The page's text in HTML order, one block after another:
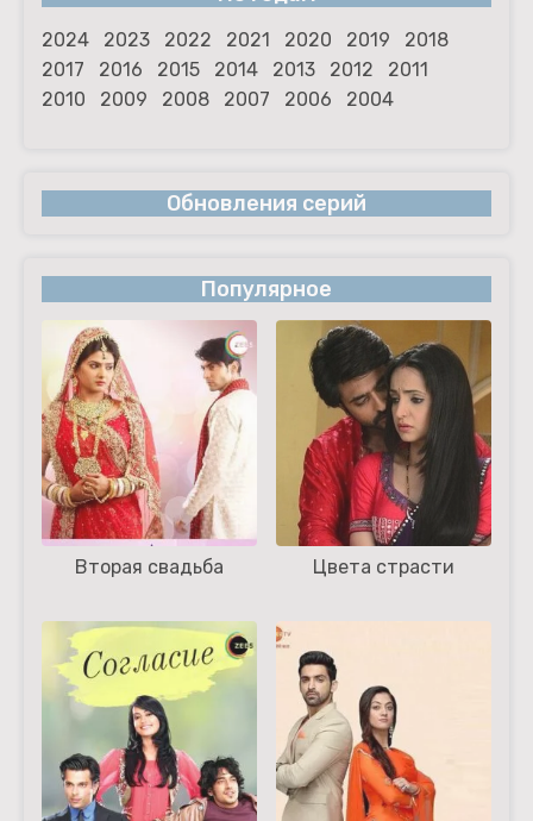
2024 2023 2022 2021 2020 2019
2018
2017
2016 2015 2014 2013 2012
2011
2010
2009 2008 2007 2006 2004
Обновления серий
Популярное
Вторая свадьба Цвета страсти